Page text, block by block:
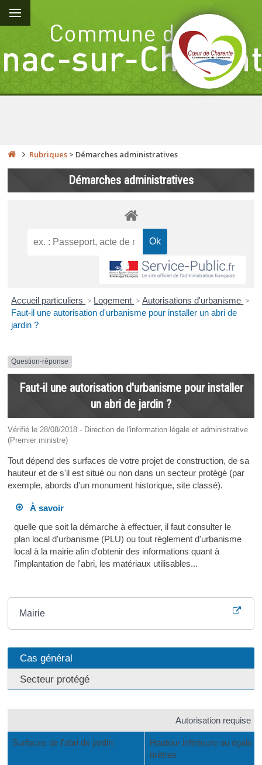
Rubriques > Démarches administratives
Démarches administratives
Accueil particuliers > Logement > Autorisations d'urbanisme >
Faut-il une autorisation d'urbanisme pour installer un abri de
jardin ?
Question-réponse
Faut-il une autorisation d'urbanisme pour installer
un abri de jardin ?
Vérifié le 28/08/2018 - Direction de l'information légale et administrative
(Premier ministre)
Tout dépend des surfaces de votre projet de construction, de sa
hauteur et de s'il est situé ou non dans un secteur protégé (par
exemple, abords d'un monument historique, site classé).
À savoir
quelle que soit la démarche à effectuer, il faut consulter le
plan local d'urbanisme (PLU) ou tout règlement d'urbanisme
local à la mairie afin d'obtenir des informations quant à
l'implantation de l'abri, les matériaux utilisables...
Mairie
Cas général
Secteur protégé
Autorisation requise
Surfaces de l'abri de jardin
Hauteur inférieure ou égale à
mètres